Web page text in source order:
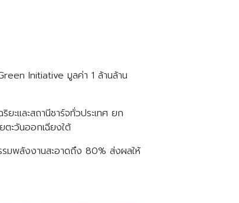
Initiative มูลค่า 1 ล้านล้าน
และสถานีชาร์จทั่วประเทศ ยก
ะวันออกเฉียงใต้
มพลังงานสะอาดถึง 80% ส่งผลให้